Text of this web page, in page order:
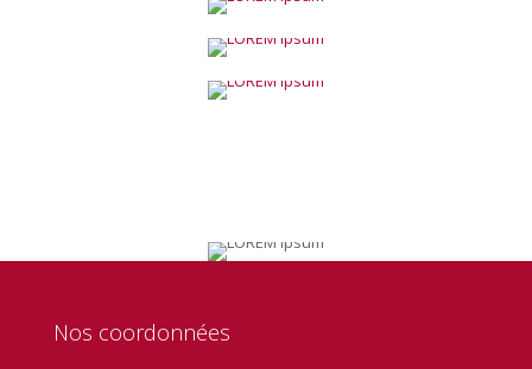
Nos coordonnées